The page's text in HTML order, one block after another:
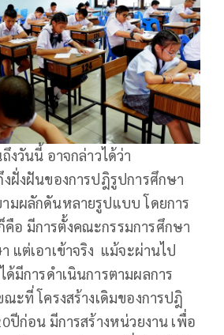
งวันนี้ อาจกล่าวได้ว่า
งฝั่งฝันของการปฎิรูปการศึกษา
มผลักดันหลายรูปแบบ โดยการ
อ มีการตั้งคณะกรรมการศึกษา
แต่เอาเข้าจริง แม้จะผ่านไป
มีการดำเนินการตามผลการ
ะที่ โครงสร้างเดิมของการปฎิ
ปีก่อน มีการสร้างหน่วยงาน เพื่อ